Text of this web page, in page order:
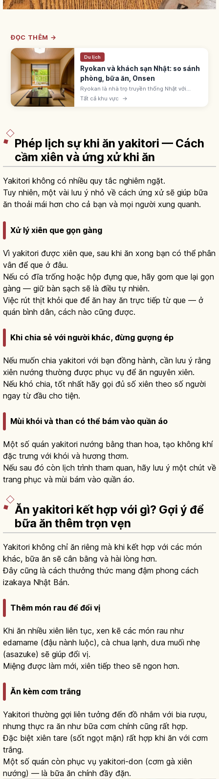
ĐỌC THÊM →
Du lịch
Ryokan và khách sạn Nhật: so sánh
phòng, bữa ăn, Onsen
Ryokan là nhà trọ truyền thống Nhật với
phòng tatami, futon, yukata, kaiseki và
onsen. Khách sạn business, city, resort tự
Tất cả khu vực →
Phép lịch sự khi ăn yakitori — Cách
cầm xiên và ứng xử khi ăn
Yakitori không có nhiều quy tắc nghiêm ngặt.
Tuy nhiên, một vài lưu ý nhỏ về cách ứng xử sẽ giúp bữa
ăn thoải mái hơn cho cả bạn và mọi người xung quanh.
Xử lý xiên que gọn gàng
Vì yakitori được xiên que, sau khi ăn xong bạn có thể phân
vân để que ở đâu.
Nếu có đĩa trống hoặc hộp đựng que, hãy gom que lại gọn
gàng — giữ bàn sạch sẽ là điều tự nhiên.
Việc rút thịt khỏi que để ăn hay ăn trực tiếp từ que — ở
quán bình dân, cách nào cũng được.
Khi chia sẻ với người khác, đừng gượng ép
Nếu muốn chia yakitori với bạn đồng hành, cần lưu ý rằng
xiên nướng thường được phục vụ để ăn nguyên xiên.
Nếu khó chia, tốt nhất hãy gọi đủ số xiên theo số người
ngay từ đầu cho tiện.
Mùi khói và than có thể bám vào quần áo
Một số quán yakitori nướng bằng than hoa, tạo không khí
đặc trưng với khói và hương thơm.
Nếu sau đó còn lịch trình tham quan, hãy lưu ý một chút về
trang phục và mùi bám vào quần áo.
Ăn yakitori kết hợp với gì? Gợi ý để
bữa ăn thêm trọn vẹn
Yakitori không chỉ ăn riêng mà khi kết hợp với các món
khác, bữa ăn sẽ cân bằng và hài lòng hơn.
Đây cũng là cách thưởng thức mang đậm phong cách
izakaya Nhật Bản.
Thêm món rau để đổi vị
Khi ăn nhiều xiên liên tục, xen kẽ các món rau như
edamame (đậu nành luộc), cà chua lạnh, dưa muối nhẹ
(asazuke) sẽ giúp đổi vị.
Miệng được làm mới, xiên tiếp theo sẽ ngon hơn.
Ăn kèm cơm trắng
Yakitori thường gợi liên tưởng đến đồ nhắm với bia rượu,
nhưng thực ra ăn như bữa cơm chính cũng rất hợp.
Đặc biệt xiên tare (sốt ngọt mặn) rất hợp khi ăn với cơm
trắng.
Một số quán còn phục vụ yakitori-don (cơm gà xiên
nướng) — là bữa ăn chính đầy đặn.